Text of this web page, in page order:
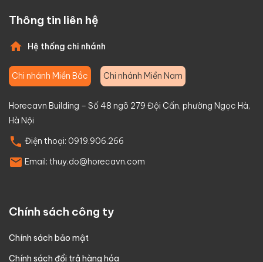
Thông tin liên hệ
Hệ thống chi nhánh
Chi nhánh Miền Bắc Chi nhánh Miền Nam
Horecavn Building – Số 48 ngõ 279 Đội Cấn, phường Ngọc Hà,
Hà Nội
Điện thoại: 0919.906.266
Email: thuy.do@horecavn.com
Chính sách công ty
Chính sách bảo mật
Chính sách đổi trả hàng hóa